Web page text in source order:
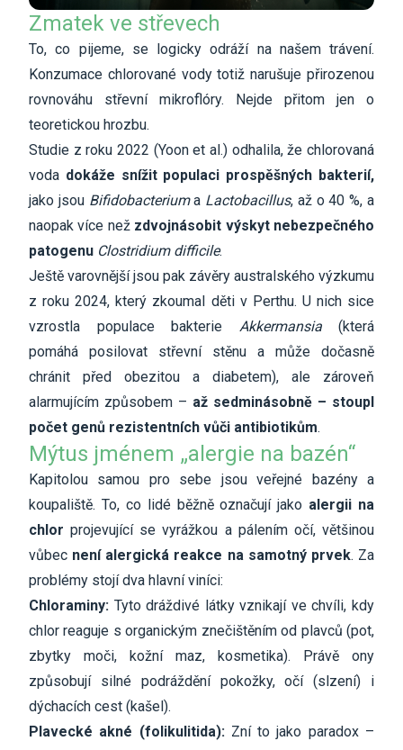
Zmatek ve střevech
To, co pijeme, se logicky odráží na našem trávení.
Konzumace chlorované vody totiž narušuje přirozenou
rovnováhu střevní mikroflóry. Nejde přitom jen o
teoretickou hrozbu.
Studie z roku 2022 (Yoon et al.) odhalila, že chlorovaná
voda dokáže snížit populaci prospěšných bakterií,
jako jsou Bifidobacteriuma Lactobacillus, až o 40 %, a
naopak více než zdvojnásobit výskyt nebezpečného
patogenu Clostridium difficile.
Ještě varovnější jsou pak závěry australského výzkumu
z roku 2024, který zkoumal děti v Perthu. U nich sice
vzrostla populace bakterie Akkermansia(která
pomáhá posilovat střevní stěnu a může dočasně
chránit před obezitou a diabetem), ale zároveň
alarmujícím způsobem – až sedminásobně – stoupl
počet genů rezistentních vůči antibiotikům.
Mýtus jménem „alergie na bazén“
Kapitolou samou pro sebe jsou veřejné bazény a
koupaliště. To, co lidé běžně označují jako alergii na
chlorprojevující se vyrážkou a pálením očí, většinou
vůbec není alergická reakce na samotný prvek. Za
problémy stojí dva hlavní viníci:
Chloraminy: Tyto dráždivé látky vznikají ve chvíli, kdy
chlor reaguje s organickým znečištěním od plavců (pot,
zbytky moči, kožní maz, kosmetika). Právě ony
způsobují silné podráždění pokožky, očí (slzení) i
dýchacích cest (kašel).
Plavecké akné (folikulitida):Zní to jako paradox –